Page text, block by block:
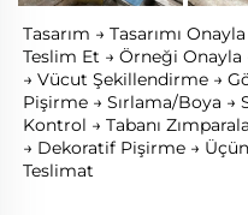
Tasarım → Tasarımı
Teslim Et → Örneği Onayla
→ Vücut Şekillendirme →
Pişirme → Sırlama/Boya →
Kontrol → Tabanı
→ Dekoratif Pişirme →
Teslimat